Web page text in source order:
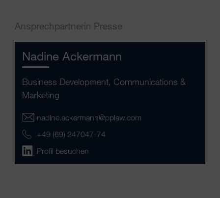
Ansprechpartnerin Presse
Nadine Ackermann
Business Development, Communications &
Marketing
nadine.ackermann@pplaw.com
+49 (69) 247047-74
Profil besuchen